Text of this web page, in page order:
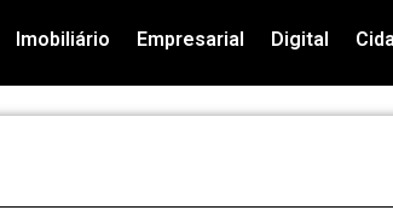
Imobiliário Empresarial Digital